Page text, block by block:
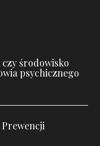
czy środowisko
psychicznego